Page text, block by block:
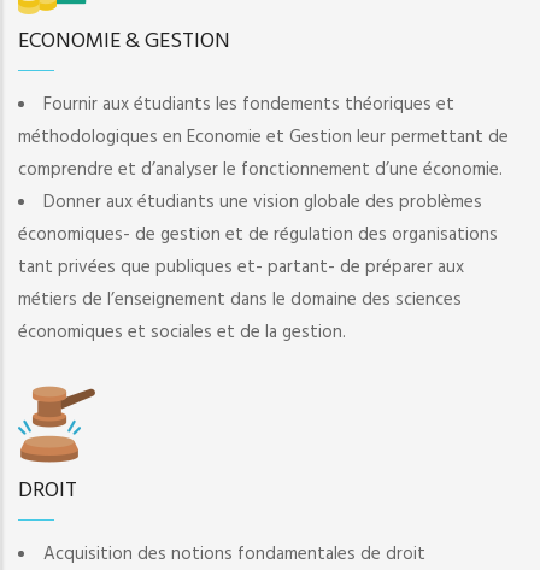
ECONOMIE & GESTION
Fournir aux étudiants les fondements théoriques et
méthodologiques en Economie et Gestion leur permettant de
comprendre et d’analyser le fonctionnement d’une économie.
Donner aux étudiants une vision globale des problèmes
économiques- de gestion et de régulation des organisations
tant privées que publiques et- partant- de préparer aux
métiers de l’enseignement dans le domaine des sciences
économiques et sociales et de la gestion.
DROIT
Acquisition des notions fondamentales de droit